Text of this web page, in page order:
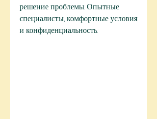
решение проблемы. Опытные
специалисты, комфортные условия
и конфиденциальность.